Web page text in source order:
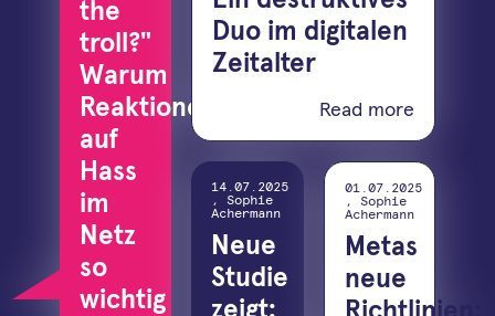
the
troll?"
Warum
Reaktionen
auf
Hass
im
Netz
so
wichtig
Duo im digitalen
Zeitalter
Read more
14.07.2025
, Sophie
Achermann
Neue
Studie
zeigt:
01.07.2025
,
Sophie
Achermann
Metas
neue